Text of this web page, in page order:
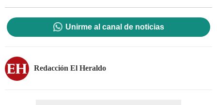
Unirme al canal de noticias
Redacción El Heraldo